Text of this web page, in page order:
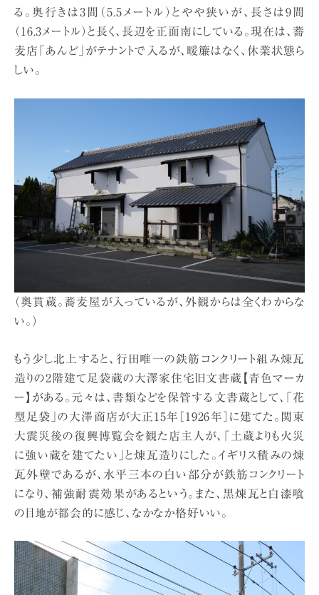
る。奥行きは3間（5.5メートル）とやや狭いが、長さは9間
（16.3メートル）と長く、長辺を正面南にしている。現在は、蕎
麦店「あんど」がテナントで入るが、暖簾はなく、休業状態ら
しい。
（奥貫蔵。蕎麦屋が入っているが、外観からは全くわからな
い。）
もう少し北上すると、行田唯一の鉄筋コンクリート組み煉瓦
造りの2階建て足袋蔵の大澤家住宅旧文書蔵【青色マーカ
ー】がある。元々は、書類などを保管する文書蔵として、「花
型足袋」の大澤商店が大正15年［1926年］に建てた。関東
大震災後の復興博覧会を観た店主人が、「土蔵よりも火災
に強い蔵を建てたい」と煉瓦造りにした。イギリス積みの煉
瓦外壁であるが、水平三本の白い部分が鉄筋コンクリート
になり、補強耐震効果があるという。また、黒煉瓦と白漆喰
の目地が都会的に感じ、なかなか格好いい。